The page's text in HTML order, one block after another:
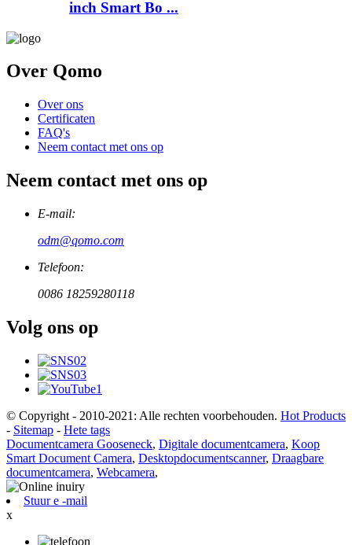
inch Smart Bo ...
Over Qomo
Over ons
Certificaten
FAQ's
Neem contact met ons op
Neem contact met ons op
E-mail:
odm@qomo.com
Telefoon:
0086 18259280118
Volg ons op
© Copyright - 2010-2021: Alle rechten voorbehouden. Hot Products
- Sitemap - Hete tags
Documentcamera Gooseneck, Digitale documentcamera, Koop
Smart Document Camera, Desktopdocumentscanner, Draagbare
documentcamera, Webcamera,
Stuur e -mail
x